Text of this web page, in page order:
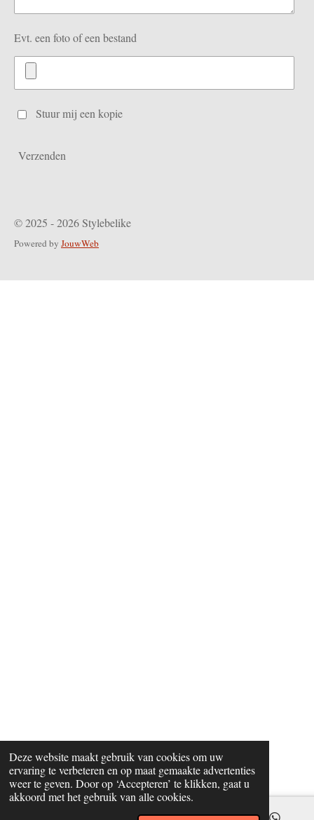
Deze website maakt gebruik van cookies om uw
ervaring te verbeteren en op maat gemaakte advertenties
weer te geven. Door op ‘Accepteren’ te klikken, gaat u
akkoord met het gebruik van alle cookies.
Evt. een foto of een bestand
Stuur mij een kopie
Verzenden
© 2025 - 2026 Stylebelike
Powered by JouwWeb